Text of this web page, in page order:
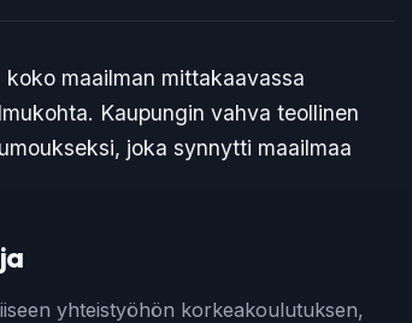
maailman mittakaavassa
Kaupungin vahva teollinen
joka synnytti maailmaa
yhteistyöhön korkeakoulutuksen,